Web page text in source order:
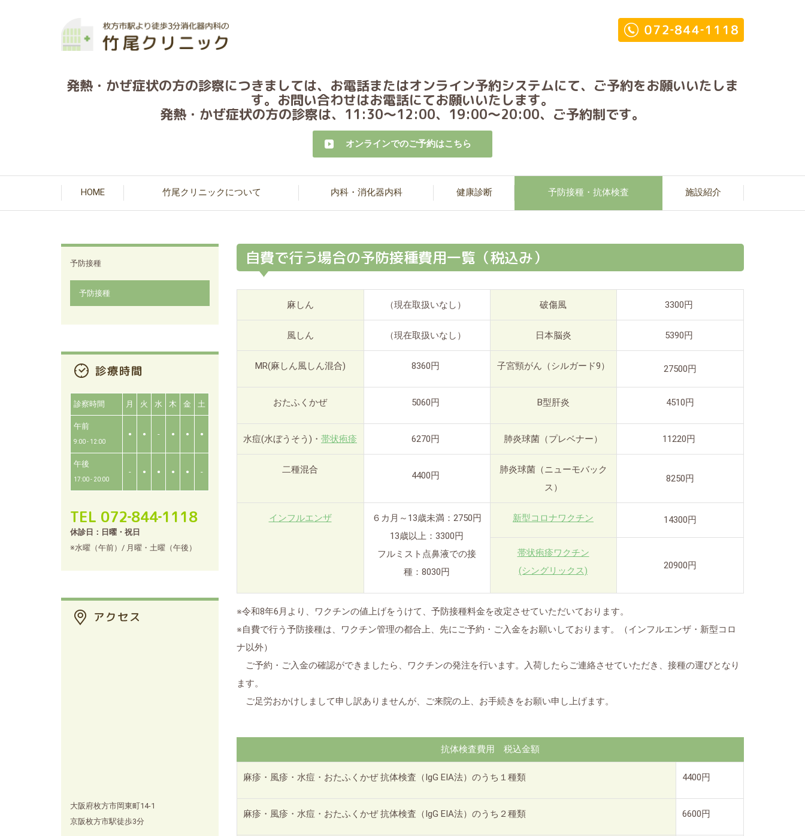
発熱・かぜ症状の方の診察につきましては、お電話またはオンライン予約システムにて、ご予約をお願いいたしま
す。お問い合わせはお電話にてお願いいたします。
発熱・かぜ症状の方の診察は、11:30～12:00、19:00～20:00、ご予約制です。
オンラインでのご予約はこちら
HOME 竹尾クリニックについて 内科・消化器内科 健康診断 予防接種・抗体検査 施設紹介
自費で行う場合の予防接種費用一覧（税込み）
麻しん （現在取扱いなし） 破傷風 3300円
風しん （現在取扱いなし） 日本脳炎 5390円
MR(麻しん風しん混合) 8360円 子宮頸がん（シルガード9） 27500円
おたふくかぜ 5060円 B型肝炎 4510円
水痘(水ぼうそう)・ 帯状疱疹 6270円 肺炎球菌（プレベナー） 11220円
二種混合
4400円
肺炎球菌（ニューモバック
ス）
8250円
インフルエンザ
６カ月～13歳未満：2750円
13歳以上：3300円
フルミスト点鼻液での接
種：8030円
新型コロナワクチン 14300円
帯状疱疹ワクチン
(シングリックス)
20900円
※令和8年6月より、ワクチンの値上げをうけて、予防接種料金を改定させていただいております。
※自費で行う予防接種は、ワクチン管理の都合上、先にご予約・ご入金をお願いしております。（インフルエンザ・新型コロ
ナ以外）
ご予約・ご入金の確認ができましたら、ワクチンの発注を行います。入荷したらご連絡させていただき、接種の運びとなり
ます。
ご足労おかけしまして申し訳ありませんが、ご来院の上、お手続きをお願い申し上げます。
抗体検査費用 税込金額
麻疹・風疹・水痘・おたふくかぜ 抗体検査（IgG EIA法）のうち１種類 4400円
麻疹・風疹・水痘・おたふくかぜ 抗体検査（IgG EIA法）のうち２種類 6600円
予防接種
予防接種
診察時間 月 火 水 木 金 土
午前
9:00 - 12:00
● ● - ● ● ●
午後
17:00 - 20:00
- ● ● ● ● -
TEL 072‐844‐1118
休診日：日曜・祝日
※水曜（午前）/ 月曜・土曜（午後）
大阪府枚方市岡東町14-1
京阪枚方市駅徒歩3分